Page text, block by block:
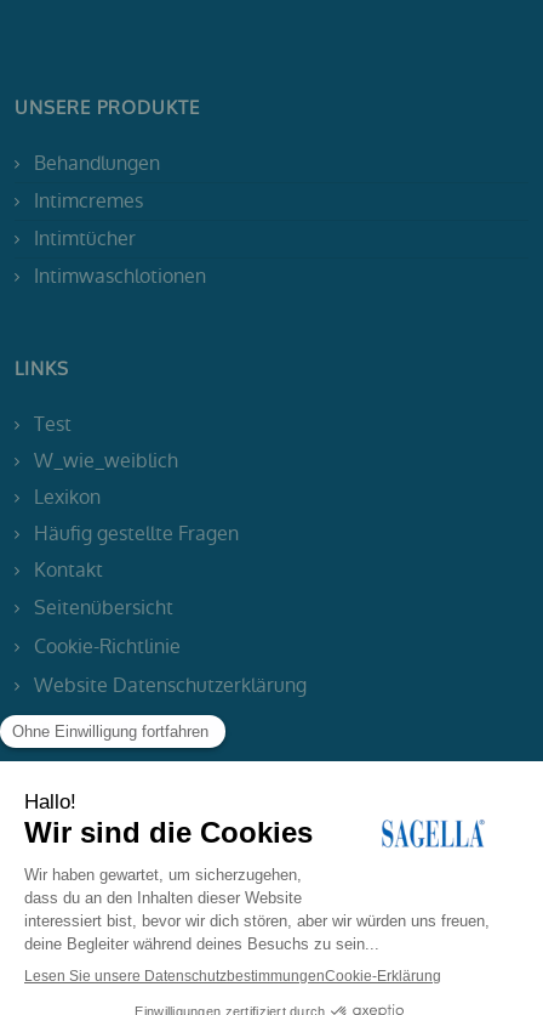
UNSERE PRODUKTE
Behandlungen
Intimcremes
Intimtücher
Intimwaschlotionen
LINKS
Test
W_wie_weiblich
Lexikon
Häufig gestellte Fragen
Kontakt
Seitenübersicht
Cookie-Richtlinie
Website Datenschutzerklärung
Impressum